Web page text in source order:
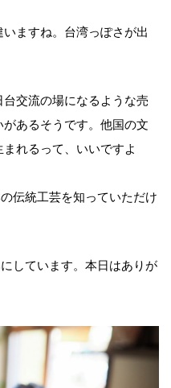
ますね。台湾っぽさが出
交流の場になるような売
あるそうです。他国の文
れるって、いいですよ
伝統工芸を知っていただけ
しています。本日はありが